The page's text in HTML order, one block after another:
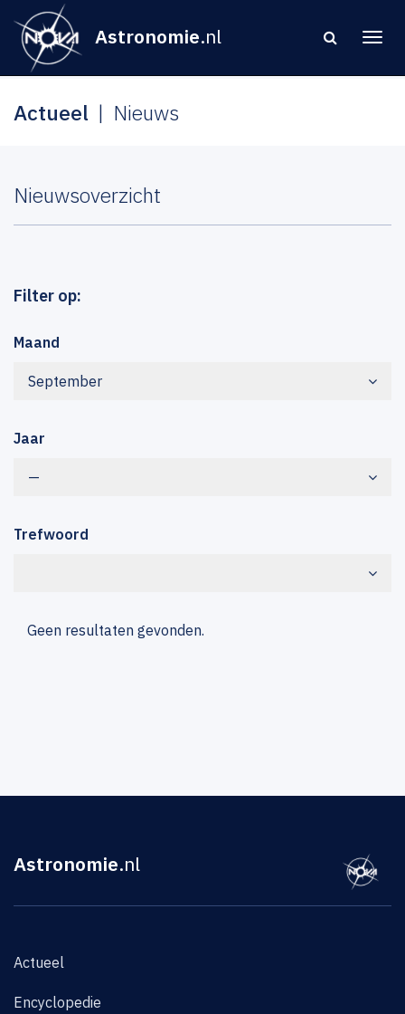
Astronomie.nl
Actueel Nieuws
Nieuwsoverzicht
Filter op:
Maand
September
Jaar
—
Trefwoord
Geen resultaten gevonden.
Astronomie.nl
Actueel
Encyclopedie